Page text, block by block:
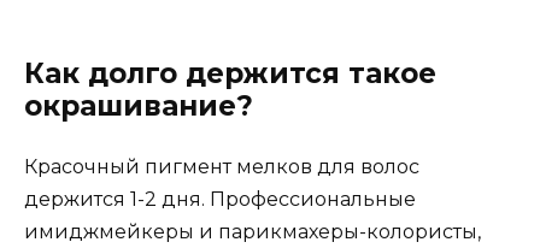
Как долго держится такое
окрашивание?
Красочный пигмент мелков для волос
держится 1-2 дня. Профессиональные
имиджмейкеры и парикмахеры-колористы,